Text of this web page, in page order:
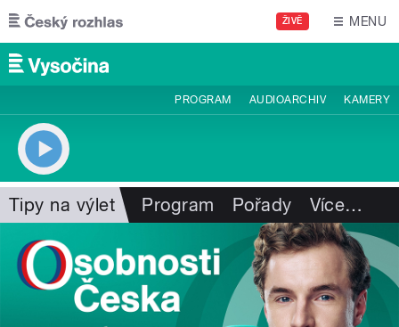
Přejít k hlavnímu obsahu
ŽIVĚ MENU
PROGRAM AUDIOARCHIV KAMERY
Tipy na výlet Program Pořady Více…